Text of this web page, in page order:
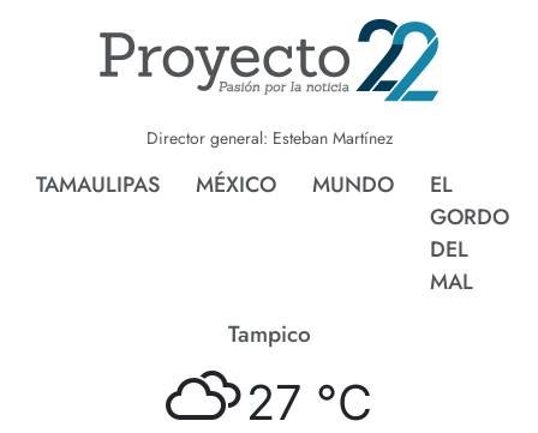
Director general: Esteban Martínez
TAMAULIPAS MÉXICO MUNDO
EL
GORDO
DEL
MAL
Tampico
27 °C